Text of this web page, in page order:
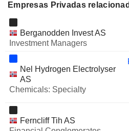
Empresas Privadas
Berganodden Invest AS
Investment Managers
Nel Hydrogen Electrolyser
AS
Chemicals: Specialty
Ferncliff Tih AS